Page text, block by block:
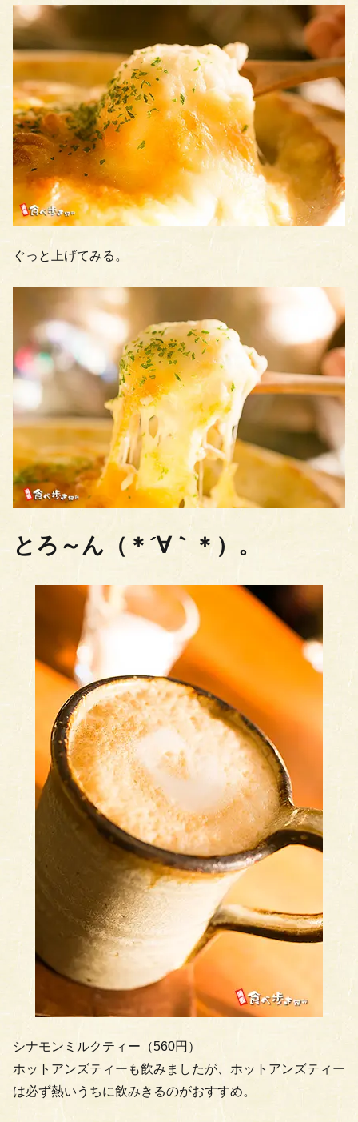
ぐっと上げてみる。
とろ～ん（＊´∀｀＊）。
シナモンミルクティー（560円）
ホットアンズティーも飲みましたが、ホットアンズティー
は必ず熱いうちに飲みきるのがおすすめ。